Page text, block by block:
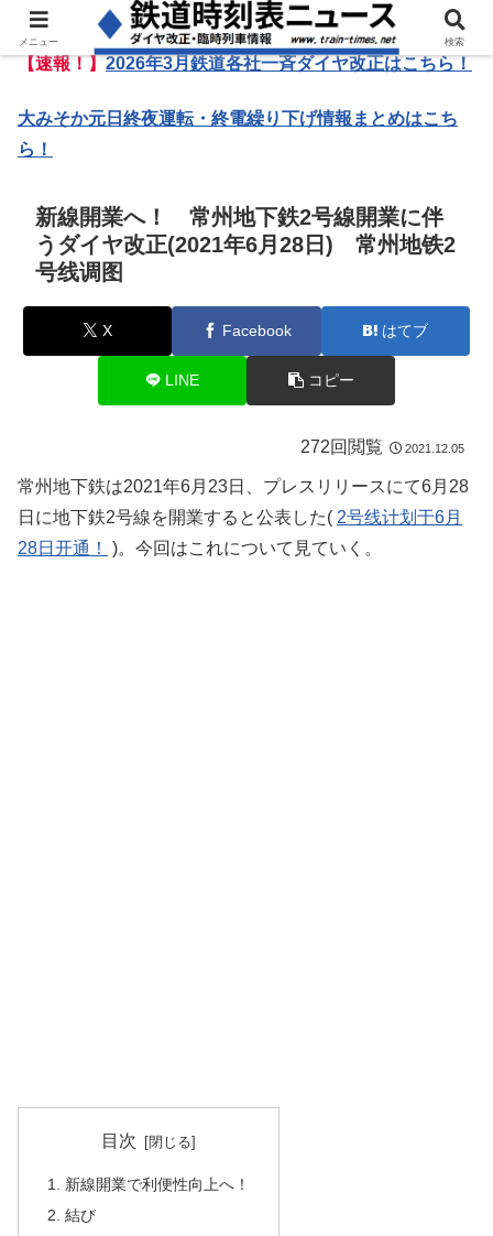
【速報！】2026年3月鉄道各社一斉ダイヤ改正はこちら！
大みそか元日終夜運転・終電繰り下げ情報まとめはこち
ら！
新線開業へ！ 常州地下鉄2号線開業に伴
うダイヤ改正(2021年6月28日) 常州地铁2
号线调图
X Facebook はてブ
LINE コピー
272回閲覧 2021.12.05
常州地下鉄は2021年6月23日、プレスリリースにて6月28
日に地下鉄2号線を開業すると公表した( 2号线计划于6月
28日开通！
)。今回はこれについて見ていく。
目次
1. 新線開業で利便性向上へ！
2. 結び
メニュー 検索